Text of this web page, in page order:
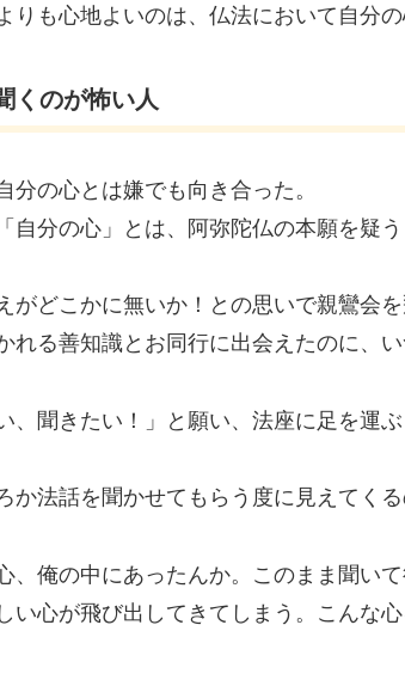
りも心地よいのは、仏法において自分
くのが怖い人
分の心とは嫌でも向き合った。
自分の心」とは、阿弥陀仏の本願を疑う
がどこかに無いか！との思いで親鸞会を
れる善知識とお同行に出会えたのに、
、聞きたい！」と願い、法座に足を運
か法話を聞かせてもらう度に見えてくる
、俺の中にあったんか。このまま聞いて
い心が飛び出してきてしまう。こんな